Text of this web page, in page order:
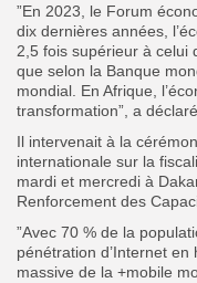
FR
”En 2023, le Forum
dix dernières années,
2,5 fois supérieur à celui
que selon la Banque
mondial. En Afrique,
transformation”, a
Il intervenait à la
internationale sur la
mardi et mercredi à
Renforcement des
”Avec 70 % de la
pénétration d’Internet
massive de la +mobile